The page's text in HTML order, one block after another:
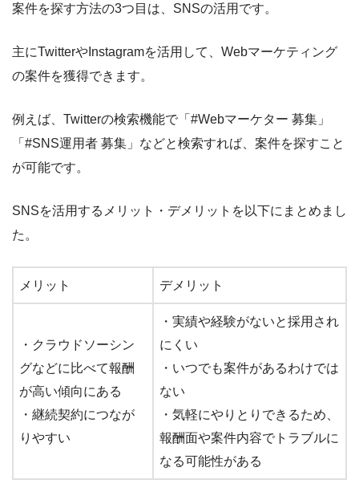
案件を探す方法の3つ目は、SNSの活用です。
主にTwitterやInstagramを活用して、Webマーケティング
の案件を獲得できます。
例えば、Twitterの検索機能で「#Webマーケター 募集」
「#SNS運用者 募集」などと検索すれば、案件を探すこと
が可能です。
SNSを活用するメリット・デメリットを以下にまとめまし
た。
メリット デメリット
・クラウドソーシン
グなどに比べて報酬
が高い傾向にある
・継続契約につなが
りやすい
・実績や経験がないと採用され
にくい
・いつでも案件があるわけでは
ない
・気軽にやりとりできるため、
報酬面や案件内容でトラブルに
なる可能性がある